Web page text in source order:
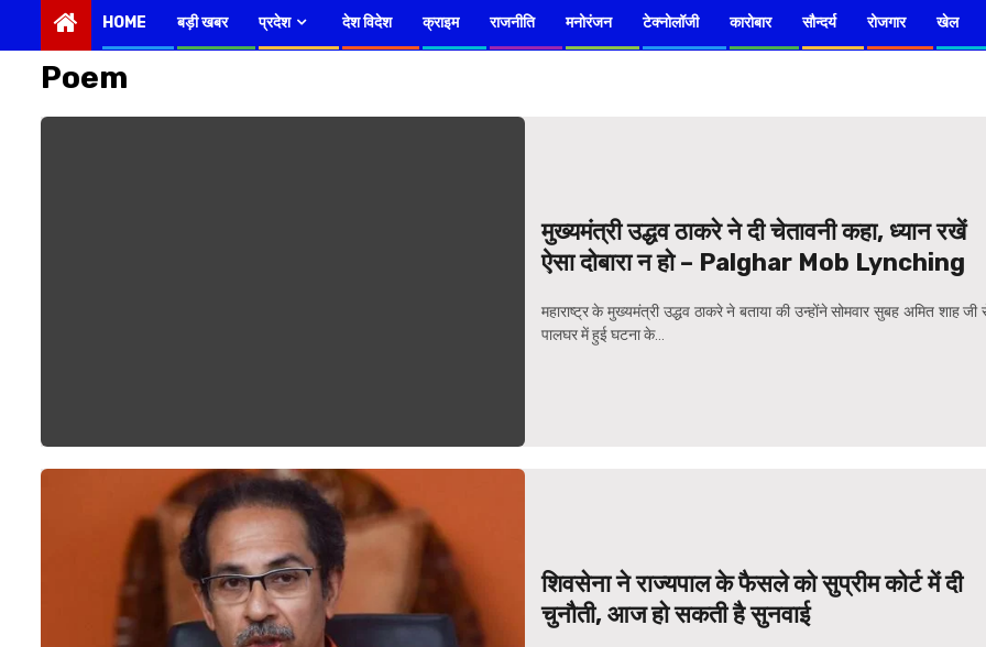
HOME बड़ी खबर प्रदेश देश विदेश क्राइम राजनीति मनोरंजन टेक्नोलॉजी कारोबार सौन्दर्य रोजगार खेल
Poem
मुख्‍यमंत्री उद्धव ठाकरे ने दी चेतावनी कहा, ध्‍यान रखें
ऐसा दोबारा न हो – Palghar Mob Lynching
महाराष्ट्र के मुख्‍यमंत्री उद्धव ठाकरे ने बताया की उन्‍होंने सोमवार सुबह अमित शाह जी
पालघर में हुई घटना के...
शिवसेना ने राज्यपाल के फैसले को सुप्रीम कोर्ट में दी
चुनौती, आज हो सकती है सुनवाई